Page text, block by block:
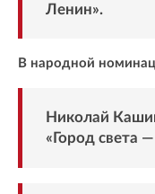
Ленин».
В народной
Николай
«Город света